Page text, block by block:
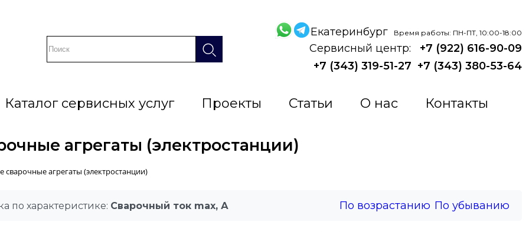
Екатеринбург Время работы: ПН-ПТ, 10:00-18:00
Сервисный центр:
+7 (922) 616-90-09
+7 (343) 319-51-27 +7 (343) 380-53-64
Каталог сервисных услуг Проекты Статьи О нас Контакты
агрегаты (электростанции)
агрегаты (электростанции)
по характеристике: Сварочный ток max, А По возрастанию По убыванию